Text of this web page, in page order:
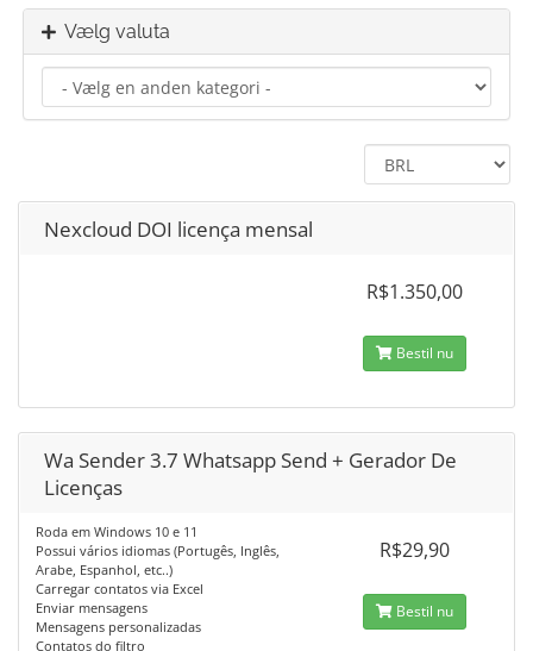
Vælg valuta
Nexcloud DOI licença mensal
R$1.350,00
Bestil nu
Wa Sender 3.7 Whatsapp Send + Gerador De
Licenças
Roda em Windows 10 e 11
Possui vários idiomas (Portugês, Inglês,
Arabe, Espanhol, etc..)
Carregar contatos via Excel
Enviar mensagens
Mensagens personalizadas
Contatos do filtro
R$29,90
Bestil nu